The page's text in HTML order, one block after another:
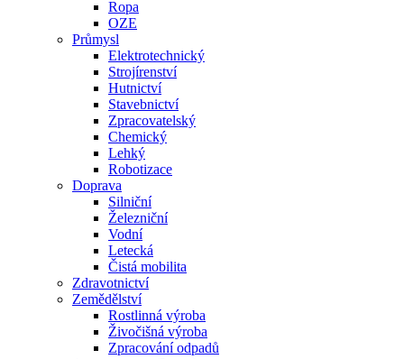
Ropa
OZE
Průmysl
Elektrotechnický
Strojírenství
Hutnictví
Stavebnictví
Zpracovatelský
Chemický
Lehký
Robotizace
Doprava
Silniční
Železniční
Vodní
Letecká
Čistá mobilita
Zdravotnictví
Zemědělství
Rostlinná výroba
Živočišná výroba
Zpracování odpadů